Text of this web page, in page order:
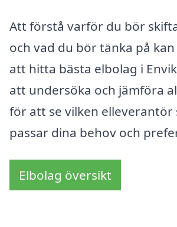
Att förstå varför du bör
och vad du bör tänka på
att hitta bästa elbolag i
att undersöka och jämföra
för att se vilken elleverantör
passar dina behov och
Elbolag översikt